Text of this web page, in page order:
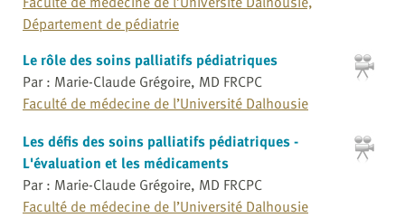
Département de pédiatrie
Le rôle des soins palliatifs pédiatriques
Par : Marie-Claude Grégoire, MD FRCPC
Faculté de médecine de l’Université Dalhousie
Les défis des soins palliatifs pédiatriques -
L'évaluation et les médicaments
Par : Marie-Claude Grégoire, MD FRCPC
Faculté de médecine de l’Université Dalhousie